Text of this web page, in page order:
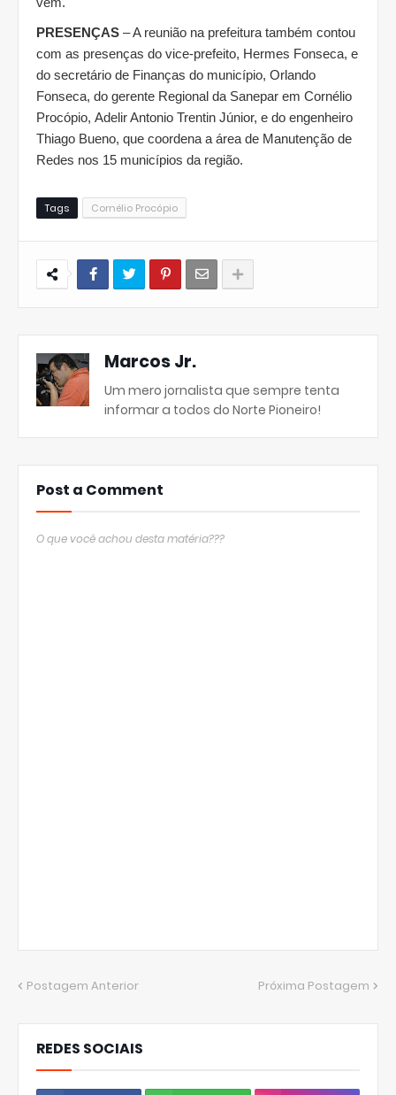
vem.
PRESENÇAS – A reunião na prefeitura também contou
com as presenças do vice-prefeito, Hermes Fonseca, e
do secretário de Finanças do município, Orlando
Fonseca, do gerente Regional da Sanepar em Cornélio
Procópio, Adelir Antonio Trentin Júnior, e do engenheiro
Thiago Bueno, que coordena a área de Manutenção de
Redes nos 15 municípios da região.
Tags Cornélio Procópio
Marcos Jr.
Um mero jornalista que sempre tenta
informar a todos do Norte Pioneiro!
Post a Comment
O que você achou desta matéria???
Postagem Anterior Próxima Postagem
REDES SOCIAIS